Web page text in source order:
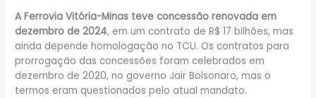
A Ferrovia Vitória-Minas teve concessão renovada em
dezembro de 2024, em um contrato de R$ 17 bilhões, mas
ainda depende homologação no TCU. Os contratos para
prorrogação das concessões foram celebrados em
dezembro de 2020, no governo Jair Bolsonaro, mas o
termos eram questionados pelo atual mandato.